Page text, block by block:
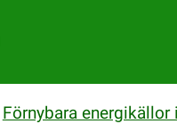
Förnybara energikällor